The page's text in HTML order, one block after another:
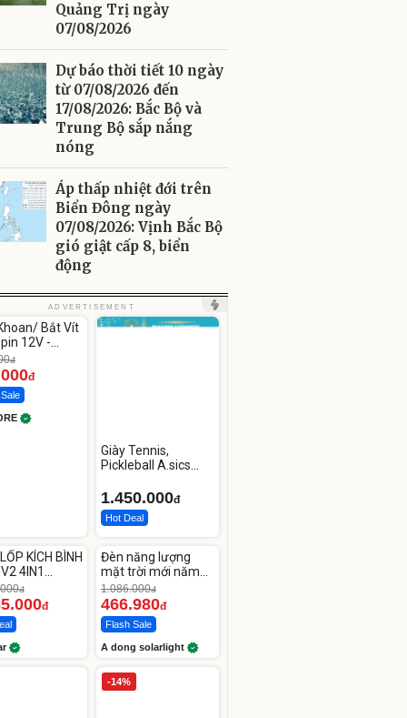
Quảng Trị ngày
07/08/2026
Dự báo thời tiết 10 ngày
từ 07/08/2026 đến
17/08/2026: Bắc Bộ và
Trung Bộ sắp nắng
nóng
Áp thấp nhiệt đới trên
Biển Đông ngày
07/08/2026: Vịnh Bắc Bộ
gió giật cấp 8, biển
động
ADVERTISEMENT
Bắt Vít
12V -
đ
đ
Giày Tennis,
Pickleball A.sics
Các Phối Màu
1.450.000đ
Hot Deal
KÍCH BÌNH
4IN1
đ
đ
-56%
Đèn năng lượng
mặt trời mới năm
2026 có 120 viên
LED lớn
1.086.000đ
466.980đ
Flash Sale
A dong solarlight
-14%